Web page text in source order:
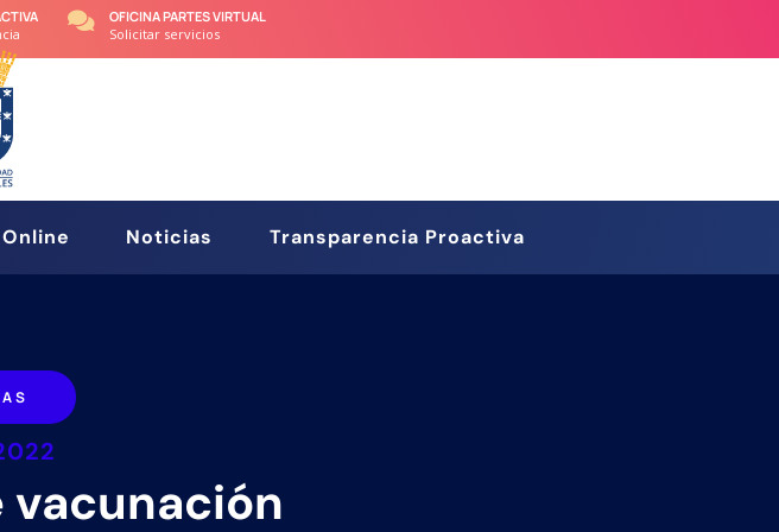

OFICINA PARTES VIRTUAL
Solicitar servicios
Noticias Transparencia Proactiva
vacunación